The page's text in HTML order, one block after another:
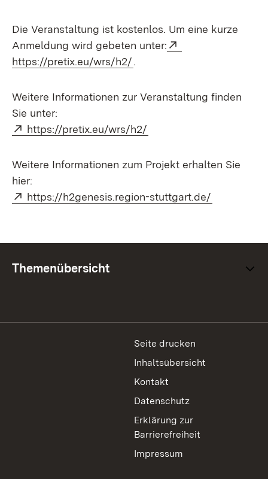
Die Veranstaltung ist kostenlos. Um eine kurze
Anmeldung wird gebeten unter:
https://pretix.eu/wrs/h2/.
Weitere Informationen zur Veranstaltung finden
Sie unter:
Extern:
https://pretix.eu/wrs/h2/
Weitere Informationen zum Projekt erhalten Sie
hier:
Extern:
https://h2genesis.region-stuttgart.de/
Themenübersicht
Seite drucken
Inhaltsübersicht
Kontakt
Datenschutz
Erklärung zur
Barrierefreiheit
Impressum